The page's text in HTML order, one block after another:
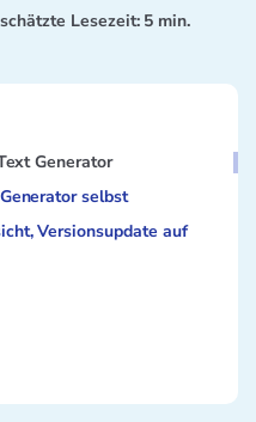
Lesezeit: 5 min.
Generator
selbst
Versionsupdate auf